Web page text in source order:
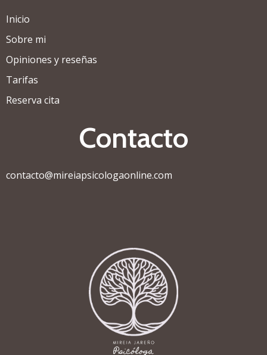
Inicio
Sobre mi
Opiniones y reseñas
Tarifas
Reserva cita
Contacto
contacto@mireiapsicologaonline.com